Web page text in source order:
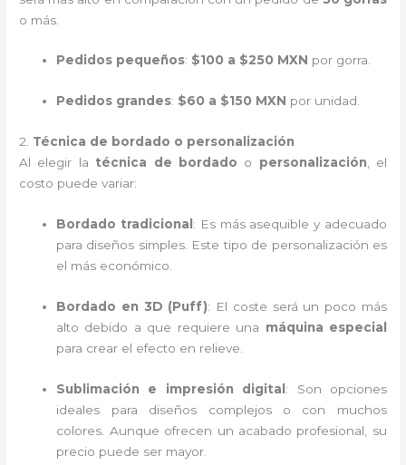
o más.
Pedidos pequeños: $100 a $250 MXN por gorra.
Pedidos grandes: $60 a $150 MXN por unidad.
2. Técnica de bordado o personalización
Al elegir la técnica de bordado o personalización , el
costo puede variar:
Bordado tradicional : Es más asequible y adecuado
para diseños simples. Este tipo de personalización es
el más económico.
Bordado en 3D (Puff): El coste será un poco más
alto debido a que requiere una máquina especial
para crear el efecto en relieve.
Sublimación e impresión digital : Son opciones
ideales para diseños complejos o con muchos
colores. Aunque ofrecen un acabado profesional, su
precio puede ser mayor.